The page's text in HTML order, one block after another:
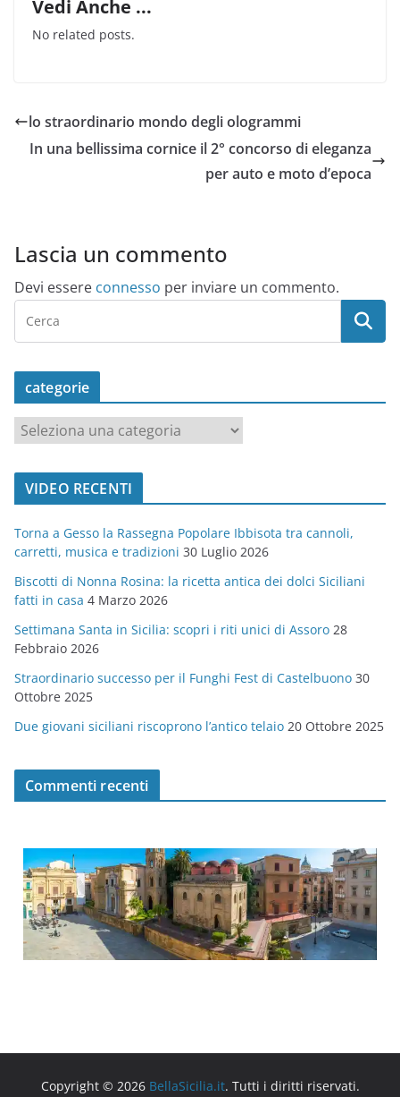
Vedi Anche ...
No related posts.
lo straordinario mondo degli ologrammi
In una bellissima cornice il 2° concorso di eleganza
per auto e moto d’epoca
Lascia un commento
Devi essere connesso per inviare un commento.
categorie
t
o
r
i
e
VIDEO RECENTI
Torna a Gesso la Rassegna Popolare Ibbisota tra cannoli,
carretti, musica e tradizioni 30 Luglio 2026
Biscotti di Nonna Rosina: la ricetta antica dei dolci Siciliani
fatti in casa 4 Marzo 2026
Settimana Santa in Sicilia: scopri i riti unici di Assoro 28
Febbraio 2026
Straordinario successo per il Funghi Fest di Castelbuono 30
Ottobre 2025
Due giovani siciliani riscoprono l’antico telaio 20 Ottobre 2025
Commenti recenti
Copyright © 2026 BellaSicilia.it. Tutti i diritti riservati.